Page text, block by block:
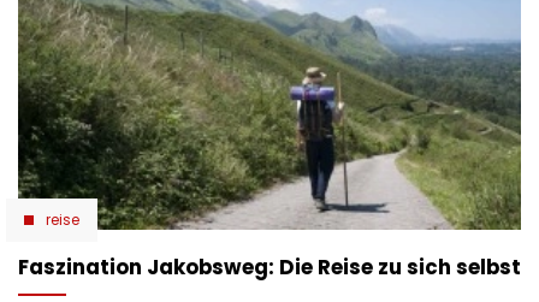
reise
Faszination Jakobsweg: Die Reise zu sich selbst